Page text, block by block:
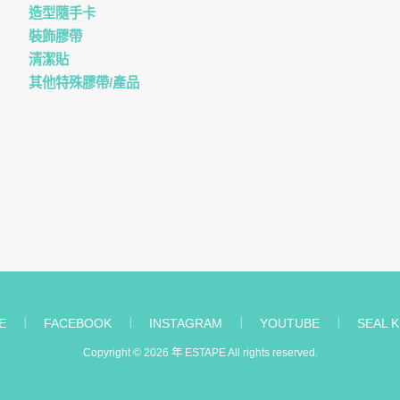
造型隨手卡
裝飾膠帶
清潔貼
其他特殊膠帶/產品
FACEBOOK INSTAGRAM YOUTUBE SEAL
Copyright © 2026 年 ESTAPEAll rights reserved.